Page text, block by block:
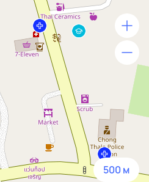
500 м
500 м
1500 м
3 км
5 км